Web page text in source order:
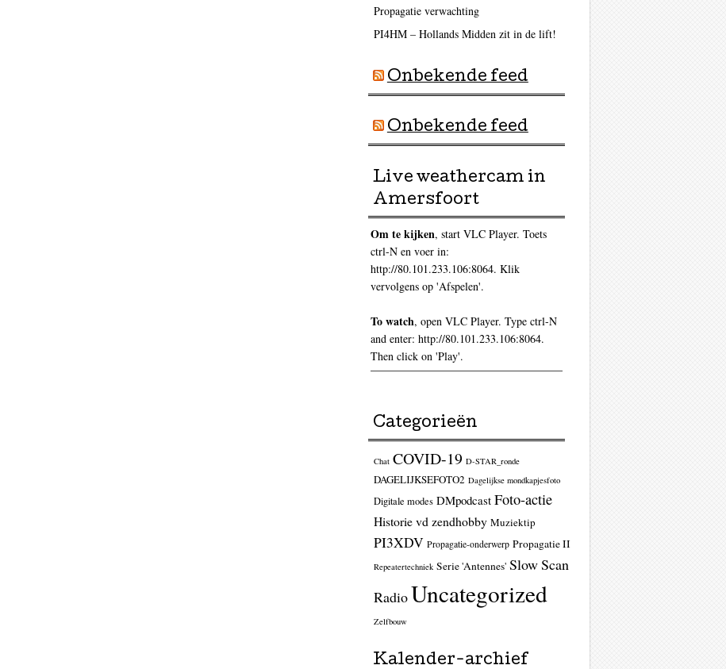
Propagatie verwachting
PI4HM – Hollands Midden zit in de lift!
Onbekende feed
Onbekende feed
Live weathercam in
Amersfoort
Om te kijken, start VLC Player. Toets
ctrl-N en voer in:
http://80.101.233.106:8064. Klik
vervolgens op 'Afspelen'.
To watch, open VLC Player. Type ctrl-N
and enter: http://80.101.233.106:8064.
Then click on 'Play'.
Categorieën
Chat COVID-19 D-STAR_ronde
DAGELIJKSEFOTO2 Dagelijkse mondkapjesfoto
Digitale modes DMpodcast Foto-actie
Historie vd zendhobby Muziektip
PI3XDV Propagatie-onderwerp Propagatie II
Repeatertechniek Serie 'Antennes' Slow Scan
RadioUncategorized
Zelfbouw
Kalender-archief